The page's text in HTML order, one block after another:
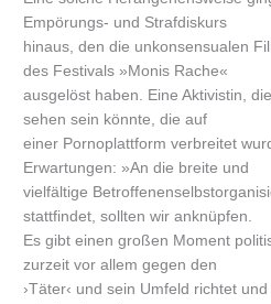
Empörungs- und Strafdiskurs
hinaus, den die unkonsensualen
des Festivals »Monis Rache«
ausgelöst haben. Eine Aktivistin,
sehen sein könnte, die auf
einer Pornoplattform verbreitet
Erwartungen: »An die breite und
vielfältige
stattfindet, sollten wir anknüpfen.
Es gibt einen großen Moment
zurzeit vor allem gegen den
›Täter‹ und sein Umfeld richtet